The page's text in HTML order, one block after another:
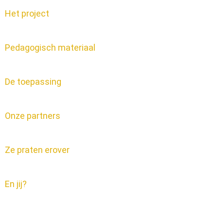
Het project
Pedagogisch materiaal
De toepassing
Onze partners
Ze praten erover
En jij?